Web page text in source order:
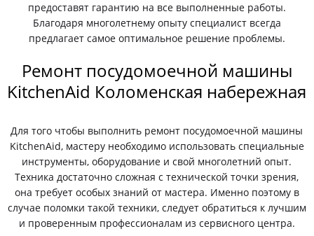
предоставят гарантию на все выполненные работы.
Благодаря многолетнему опыту специалист всегда
предлагает самое оптимальное решение проблемы.
Ремонт посудомоечной машины
KitchenAid Коломенская набережная
Для того чтобы выполнить ремонт посудомоечной машины
KitchenAid, мастеру необходимо использовать специальные
инструменты, оборудование и свой многолетний опыт.
Техника достаточно сложная с технической точки зрения,
она требует особых знаний от мастера. Именно поэтому в
случае поломки такой техники, следует обратиться к лучшим
и проверенным профессионалам из сервисного центра.